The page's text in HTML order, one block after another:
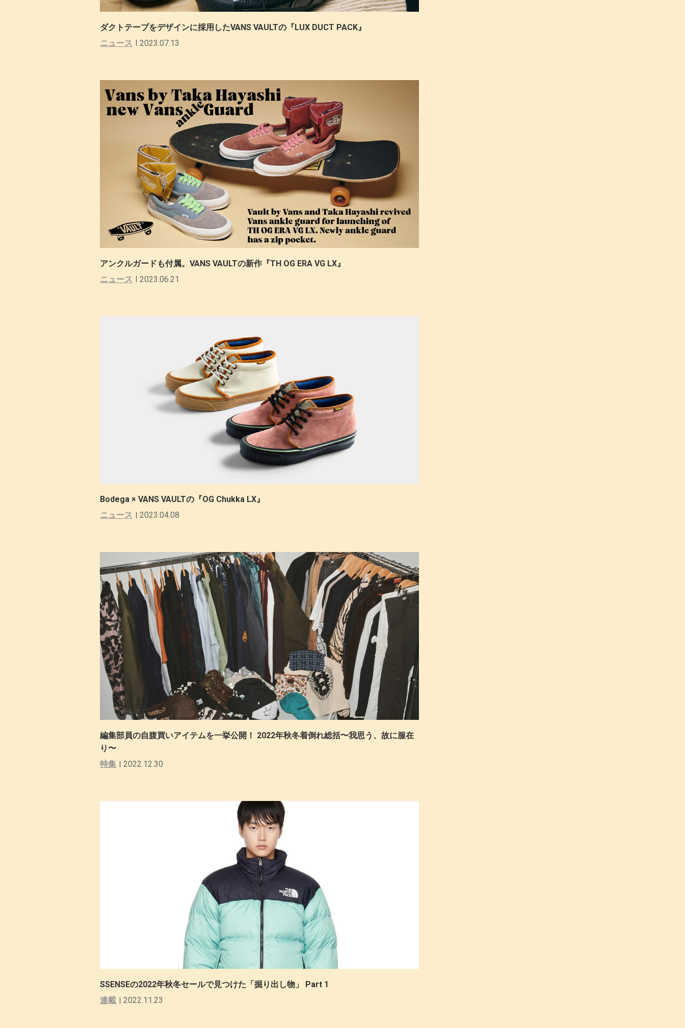
ダクトテープをデザインに採用したVANS VAULTの『LUX DUCT PACK』
ニュース
2023.07.13
アンクルガードも付属。VANS VAULTの新作『TH OG ERA VG LX』
ニュース
2023.06.21
Bodega × VANS VAULTの『OG Chukka LX』
ニュース
2023.04.08
編集部員の自腹買いアイテムを一挙公開！ 2022年秋冬着倒れ総括〜我思う、故に服在
り〜
特集
2022.12.30
SSENSEの2022年秋冬セールで見つけた「掘り出し物」 Part 1
連載
2022.11.23